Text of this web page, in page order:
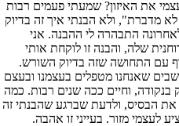
את האיזון? שמעתי פעמים רבות
מדברת", ולא הבנתי איך זה בדיוק
התבהרה לי ההבנה. אני
שלה, והבנה זו לוקחת אותי
עם התחושה שזה בדיוק השורש.
שאנחנו מטפלים בעצמנו ובעצם
בנקודה, וחיים ככה שנים רבות. כמה
הבסיס, ולדעת שברגע שהבנתי זה
לעצמי מזור. בעייני זו אהבה.